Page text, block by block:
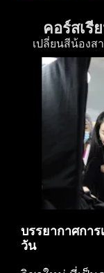
คอร์สเรี
เปลี่ยนสีน้อง
บรรยากาศกา
วัน